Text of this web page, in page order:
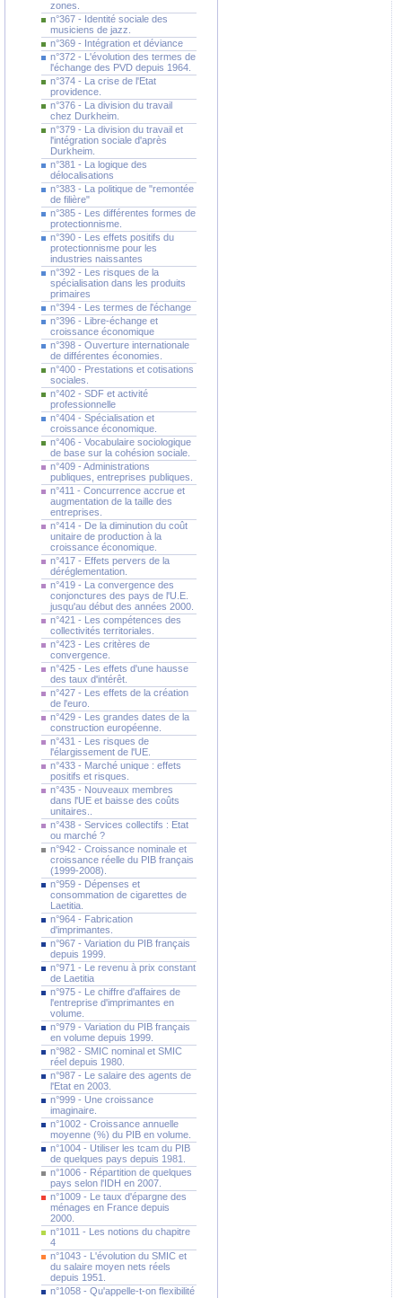
zones.
n°367 - Identité sociale des
musiciens de jazz.
n°369 - Intégration et déviance
n°372 - L'évolution des termes de
l'échange des PVD depuis 1964.
n°374 - La crise de l'Etat
providence.
n°376 - La division du travail
chez Durkheim.
n°379 - La division du travail et
l'intégration sociale d'après
Durkheim.
n°381 - La logique des
délocalisations
n°383 - La politique de "remontée
de filière"
n°385 - Les différentes formes de
protectionnisme.
n°390 - Les effets positifs du
protectionnisme pour les
industries naissantes
n°392 - Les risques de la
spécialisation dans les produits
primaires
n°394 - Les termes de l'échange
n°396 - Libre-échange et
croissance économique
n°398 - Ouverture internationale
de différentes économies.
n°400 - Prestations et cotisations
sociales.
n°402 - SDF et activité
professionnelle
n°404 - Spécialisation et
croissance économique.
n°406 - Vocabulaire sociologique
de base sur la cohésion sociale.
n°409 - Administrations
publiques, entreprises publiques.
n°411 - Concurrence accrue et
augmentation de la taille des
entreprises.
n°414 - De la diminution du coût
unitaire de production à la
croissance économique.
n°417 - Effets pervers de la
déréglementation.
n°419 - La convergence des
conjonctures des pays de l'U.E.
jusqu'au début des années 2000.
n°421 - Les compétences des
collectivités territoriales.
n°423 - Les critères de
convergence.
n°425 - Les effets d'une hausse
des taux d'intérêt.
n°427 - Les effets de la création
de l'euro.
n°429 - Les grandes dates de la
construction européenne.
n°431 - Les risques de
l'élargissement de l'UE.
n°433 - Marché unique : effets
positifs et risques.
n°435 - Nouveaux membres
dans l'UE et baisse des coûts
unitaires..
n°438 - Services collectifs : Etat
ou marché ?
n°942 - Croissance nominale et
croissance réelle du PIB français
(1999-2008).
n°959 - Dépenses et
consommation de cigarettes de
Laetitia.
n°964 - Fabrication
d'imprimantes.
n°967 - Variation du PIB français
depuis 1999.
n°971 - Le revenu à prix constant
de Laetitia
n°975 - Le chiffre d'affaires de
l'entreprise d'imprimantes en
volume.
n°979 - Variation du PIB français
en volume depuis 1999.
n°982 - SMIC nominal et SMIC
réel depuis 1980.
n°987 - Le salaire des agents de
l'Etat en 2003.
n°999 - Une croissance
imaginaire.
n°1002 - Croissance annuelle
moyenne (%) du PIB en volume.
n°1004 - Utiliser les tcam du PIB
de quelques pays depuis 1981.
n°1006 - Répartition de quelques
pays selon l'IDH en 2007.
n°1009 - Le taux d'épargne des
ménages en France depuis
2000.
n°1011 - Les notions du chapitre
4
n°1043 - L'évolution du SMIC et
du salaire moyen nets réels
depuis 1951.
n°1058 - Qu'appelle-t-on flexibilité